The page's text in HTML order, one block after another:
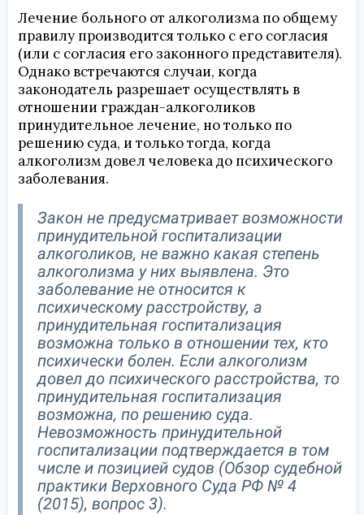
Лечение больного от алкоголизма по общему
правилу производится только с его согласия
(или с согласия его законного представителя).
Однако встречаются случаи, когда
законодатель разрешает осуществлять в
отношении граждан-алкоголиков
принудительное лечение, но только по
решению суда, и только тогда, когда
алкоголизм довел человека до психического
заболевания.
Закон не предусматривает возможности
принудительной госпитализации
алкоголиков, не важно какая степень
алкоголизма у них выявлена. Это
заболевание не относится к
психическому расстройству, а
принудительная госпитализация
возможна только в отношении тех, кто
психически болен. Если алкоголизм
довел до психического расстройства, то
принудительная госпитализация
возможна, по решению суда.
Невозможность принудительной
госпитализации подтверждается в том
числе и позицией судов (Обзор судебной
практики Верховного Суда РФ № 4
(2015), вопрос 3).